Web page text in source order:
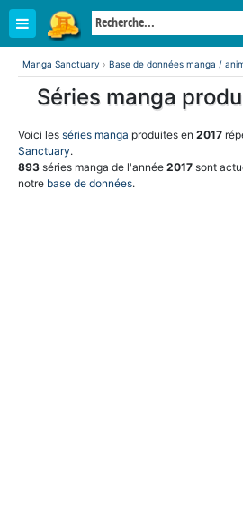
Manga Sanctuary › Base de données manga /
Séries manga produites en 2017
Séries manga
Voici les séries manga produites en 2017
Sanctuary.
893 séries manga de l'année 2017 sont
notre base de données.